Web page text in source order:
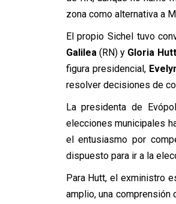
zona como alternativa a
El propio Sichel tuvo
Galilea(RN) y Gloria Hutt
figura presidencial,
resolver decisiones de
La presidenta de
elecciones municipales
el entusiasmo por
dispuesto para ir a la
Para Hutt, el exministro
amplio, una